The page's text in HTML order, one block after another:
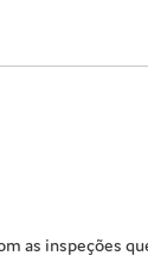
as inspeções